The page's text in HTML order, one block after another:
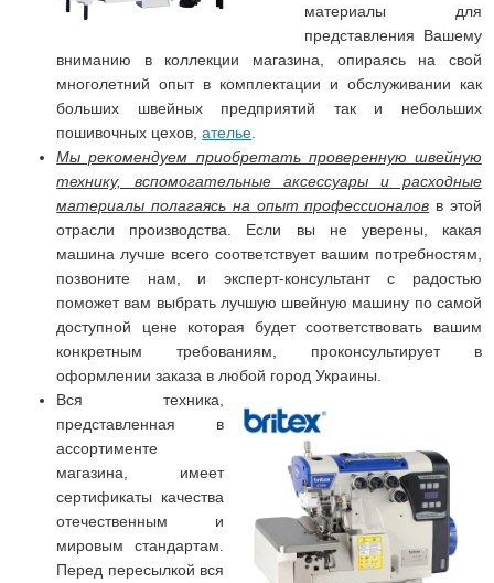
материалы для
представления Вашему
вниманию в коллекции магазина, опираясь на свой
многолетний опыт в комплектации и обслуживании как
больших швейных предприятий так и небольших
пошивочных цехов,ателье
Мы рекомендуем приобретать проверенную швейную
технику, вспомогательные аксессуары и расходные
материалы полагаясь на опыт профессионалов в этой
отрасли производства. Если вы не уверены, какая
машина лучше всего соответствует вашим потребностям,
позвоните нам, и эксперт-консультант с радостью
поможет вам выбрать лучшую швейную машину по самой
доступной цене которая будет соответствовать вашим
конкретным требованиям, проконсультирует в
оформлении заказа в любой город Украины.
Вся техника,
представленная в
ассортименте
магазина, имеет
сертификаты качества
отечественным и
мировым стандартам.
Перед пересылкой вся